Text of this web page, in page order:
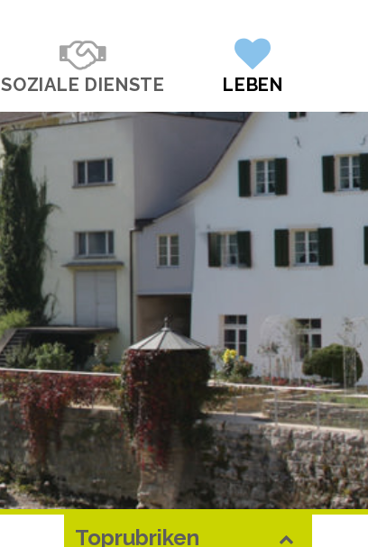
SOZIALE DIENSTE LEBEN
Toprubriken